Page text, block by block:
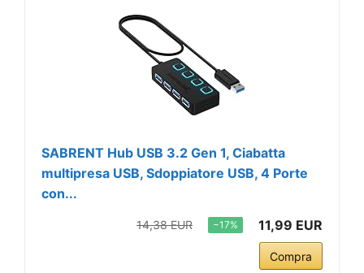
SABRENT Hub USB 3.2 Gen 1, Ciabatta
multipresa USB, Sdoppiatore USB, 4 Porte
con...
14,38 EUR −17% 11,99 EUR
Compra